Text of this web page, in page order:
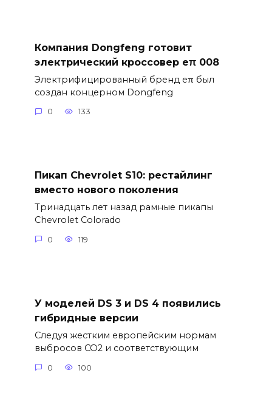
Компания Dongfeng готовит
электрический кроссовер eπ 008
Электрифицированный бренд eπ был
создан концерном Dongfeng
0 133
Пикап Chevrolet S10: рестайлинг
вместо нового поколения
Тринадцать лет назад рамные пикапы
Chevrolet Colorado
0 119
У моделей DS 3 и DS 4 появились
гибридные версии
Следуя жестким европейским нормам
выбросов CO2 и соответствующим
0 100